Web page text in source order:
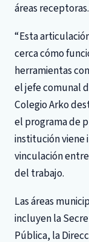
áreas receptoras.
“Esta
cerca cómo
herramientas
el jefe comunal
Colegio Arko
el programa de
institución viene
vinculación
del trabajo.
Las áreas
incluyen la
Pública, la